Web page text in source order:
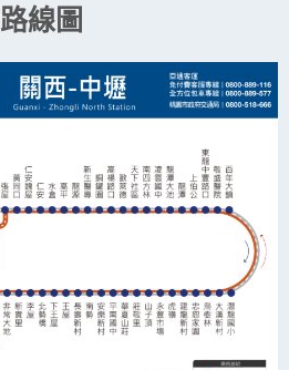
路線圖